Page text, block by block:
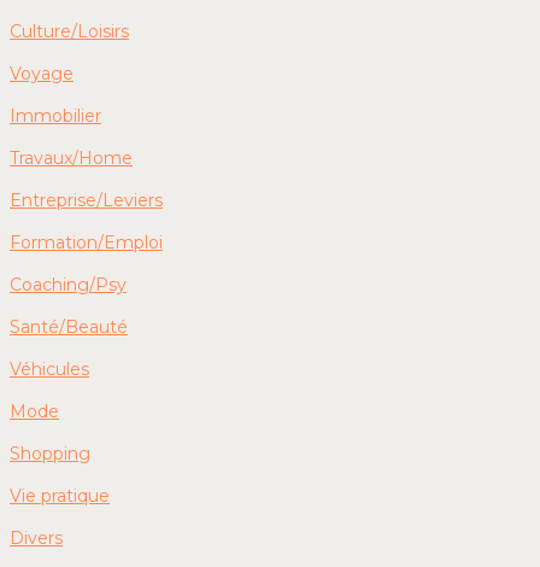
Culture/Loisirs
Voyage
Immobilier
Travaux/Home
Entreprise/Leviers
Formation/Emploi
Coaching/Psy
Santé/Beauté
Véhicules
Mode
Shopping
Vie pratique
Divers